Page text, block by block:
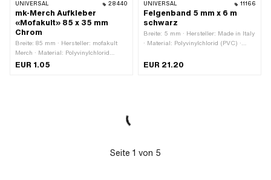
UNIVERSAL 28440
mk-Merch Aufkleber
«Mofakult» 85 x 35 mm
Chrom
Breite: 85 mm · Hersteller: mofakult
Merch · Material: Polyvinylchlorid
(PVC) · Farbe: Chrom ·
EUR 1.05
UNIVERSAL 11166
Felgenband 5 mm x 6 m
schwarz
Breite: 5 mm · Hersteller: Made in Italy
· Material: Polyvinylchlorid (PVC) ·
· Gesamtlänge: 6000 mm ·
EUR 21.20
Seite 1 von 5